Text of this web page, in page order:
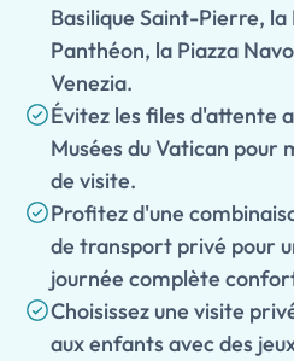
Basilique Saint-Pierre, la
Panthéon, la Piazza
Venezia.
Évitez les files d'attente
Musées du Vatican
de visite.
Profitez d'une
de transport privé pour
journée complète
Choisissez une visite
aux enfants avec des